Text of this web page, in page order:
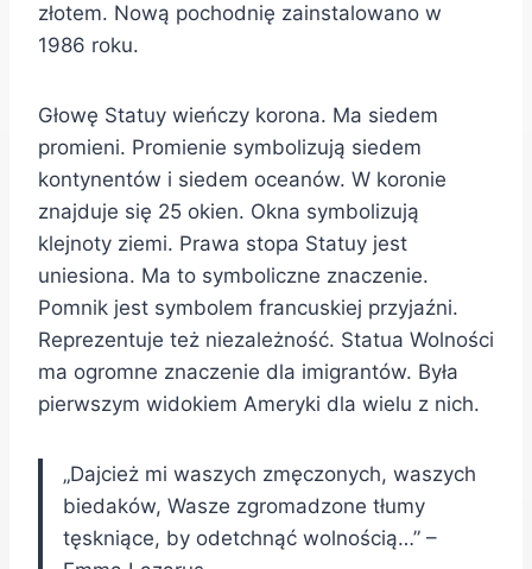
złotem. Nową pochodnię zainstalowano w
1986 roku.
Głowę Statuy wieńczy korona. Ma siedem
promieni. Promienie symbolizują siedem
kontynentów i siedem oceanów. W koronie
znajduje się 25 okien. Okna symbolizują
klejnoty ziemi. Prawa stopa Statuy jest
uniesiona. Ma to symboliczne znaczenie.
Pomnik jest symbolem francuskiej przyjaźni.
Reprezentuje też niezależność. Statua Wolności
ma ogromne znaczenie dla imigrantów. Była
pierwszym widokiem Ameryki dla wielu z nich.
„Dajcież mi waszych zmęczonych, waszych
biedaków, Wasze zgromadzone tłumy
tęskniące, by odetchnąć wolnością…” –